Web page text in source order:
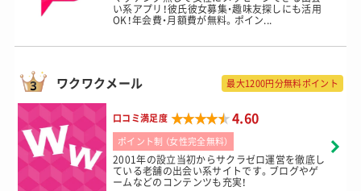
い系アプリ！彼氏彼女募集・趣味友探しにも活用
OK！年会費・月額費が無料。ポイン...
ワクワクメール 最大1200円分無料ポイント
口コミ満足度 ★★★★★
★★★★★4.60
ポイント制 （女性完全無料）
2001年の設立当初からサクラゼロ運営を徹底し
ている老舗の出会い系サイトです。ブログやゲ
ームなどのコンテンツも充実！